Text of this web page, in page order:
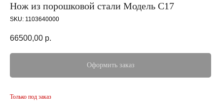
Нож из порошковой стали Модель С17
SKU: 1103640000
66500,00 р.
Оформить заказ
Только под заказ